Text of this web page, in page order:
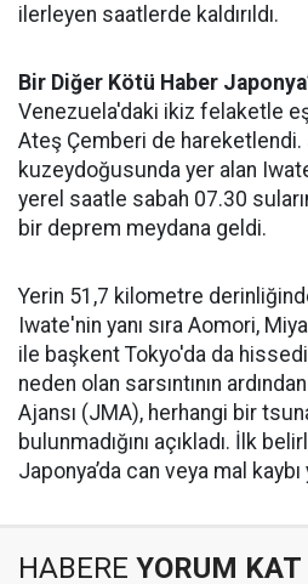
ilerleyen saatlerde kaldırıldı.
Bir Diğer Kötü Haber
Venezuela'daki ikiz felaketle
Ateş Çemberi de hareketlendi.
kuzeydoğusunda yer alan
yerel saatle sabah 07.30
bir deprem meydana geldi.
Yerin 51,7 kilometre
Iwate'nin yanı sıra Aomori,
ile başkent Tokyo'da da
neden olan sarsıntının
Ajansı (JMA), herhangi bir
bulunmadığını açıkladı. İlk
Japonya’da can veya mal kaybı
HABERE YORUM KAT